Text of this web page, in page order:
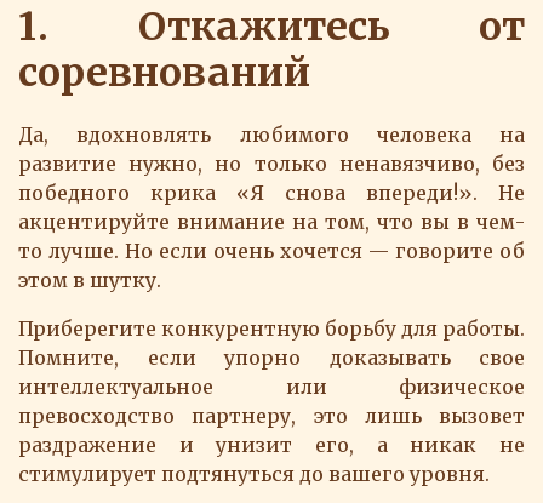
1. Откажитесь от
соревнований
Да, вдохновлять любимого человека на
развитие нужно, но только ненавязчиво, без
победного крика «Я снова впереди!». Не
акцентируйте внимание на том, что вы в чем-
то лучше. Но если очень хочется — говорите об
этом в шутку.
Приберегите конкурентную борьбу для работы.
Помните, если упорно доказывать свое
интеллектуальное или физическое
превосходство партнеру, это лишь вызовет
раздражение и унизит его, а никак не
стимулирует подтянуться до вашего уровня.